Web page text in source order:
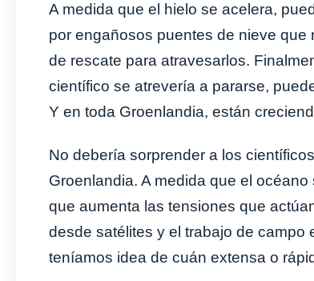
A medida que el hielo se acelera,
por engañosos puentes de nieve
de rescate para atravesarlos.
científico se atrevería a pararse,
Y en toda Groenlandia, están
No debería sorprender a los
Groenlandia. A medida que el
que aumenta las tensiones que
desde satélites y el trabajo de
teníamos idea de cuán extensa o